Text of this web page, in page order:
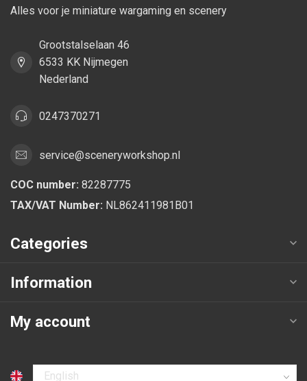
Alles voor je miniature wargaming en scenery
Grootstalselaan 46
6533 KK Nijmegen
Nederland
0247370271
service@sceneryworkshop.nl
COC number: 82287775
TAX/VAT Number: NL862411981B01
Categories
Information
My account